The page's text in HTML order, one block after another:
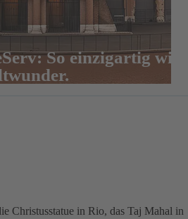
So einzigartig wie
Christusstatue in Rio, das Taj Mahal in